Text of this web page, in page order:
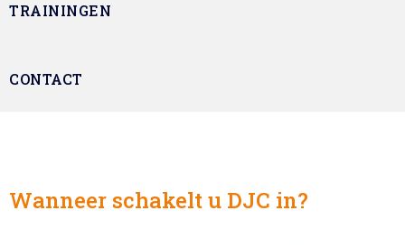
TRAININGEN
CONTACT
Wanneer schakelt u DJC in?